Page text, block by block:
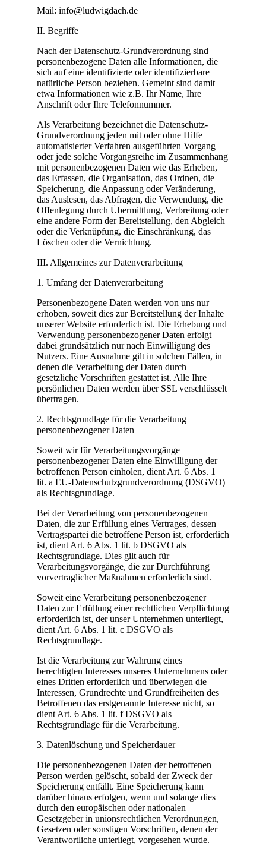
Mail: info@ludwigdach.de
II. Begriffe
Nach der Datenschutz-Grundverordnung sind
personenbezogene Daten alle Informationen, die
sich auf eine identifizierte oder identifizierbare
natürliche Person beziehen. Gemeint sind damit
etwa Informationen wie z.B. Ihr Name, Ihre
Anschrift oder Ihre Telefonnummer.
Als Verarbeitung bezeichnet die Datenschutz-
Grundverordnung jeden mit oder ohne Hilfe
automatisierter Verfahren ausgeführten Vorgang
oder jede solche Vorgangsreihe im Zusammenhang
mit personenbezogenen Daten wie das Erheben,
das Erfassen, die Organisation, das Ordnen, die
Speicherung, die Anpassung oder Veränderung,
das Auslesen, das Abfragen, die Verwendung, die
Offenlegung durch Übermittlung, Verbreitung oder
eine andere Form der Bereitstellung, den Abgleich
oder die Verknüpfung, die Einschränkung, das
Löschen oder die Vernichtung.
III. Allgemeines zur Datenverarbeitung
1. Umfang der Datenverarbeitung
Personenbezogene Daten werden von uns nur
erhoben, soweit dies zur Bereitstellung der Inhalte
unserer Website erforderlich ist. Die Erhebung und
Verwendung personenbezogener Daten erfolgt
dabei grundsätzlich nur nach Einwilligung des
Nutzers. Eine Ausnahme gilt in solchen Fällen, in
denen die Verarbeitung der Daten durch
gesetzliche Vorschriften gestattet ist. Alle Ihre
persönlichen Daten werden über SSL verschlüsselt
übertragen.
2. Rechtsgrundlage für die Verarbeitung
personenbezogener Daten
Soweit wir für Verarbeitungsvorgänge
personenbezogener Daten eine Einwilligung der
betroffenen Person einholen, dient Art. 6 Abs. 1
lit. a EU-Datenschutzgrundverordnung (DSGVO)
als Rechtsgrundlage.
Bei der Verarbeitung von personenbezogenen
Daten, die zur Erfüllung eines Vertrages, dessen
Vertragspartei die betroffene Person ist, erforderlich
ist, dient Art. 6 Abs. 1 lit. b DSGVO als
Rechtsgrundlage. Dies gilt auch für
Verarbeitungsvorgänge, die zur Durchführung
vorvertraglicher Maßnahmen erforderlich sind.
Soweit eine Verarbeitung personenbezogener
Daten zur Erfüllung einer rechtlichen Verpflichtung
erforderlich ist, der unser Unternehmen unterliegt,
dient Art. 6 Abs. 1 lit. c DSGVO als
Rechtsgrundlage.
Ist die Verarbeitung zur Wahrung eines
berechtigten Interesses unseres Unternehmens oder
eines Dritten erforderlich und überwiegen die
Interessen, Grundrechte und Grundfreiheiten des
Betroffenen das erstgenannte Interesse nicht, so
dient Art. 6 Abs. 1 lit. f DSGVO als
Rechtsgrundlage für die Verarbeitung.
3. Datenlöschung und Speicherdauer
Die personenbezogenen Daten der betroffenen
Person werden gelöscht, sobald der Zweck der
Speicherung entfällt. Eine Speicherung kann
darüber hinaus erfolgen, wenn und solange dies
durch den europäischen oder nationalen
Gesetzgeber in unionsrechtlichen Verordnungen,
Gesetzen oder sonstigen Vorschriften, denen der
Verantwortliche unterliegt, vorgesehen wurde.